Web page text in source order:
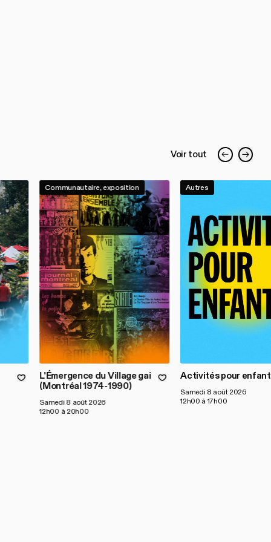
Voir tout
Communautaire, exposition
L'Émergence du Village gai
(Montréal 1974-1990)
Samedi 8 août 2026
12h00 à 20h00
Autres
Activités pour
Samedi 8 août 2026
12h00 à 17h00